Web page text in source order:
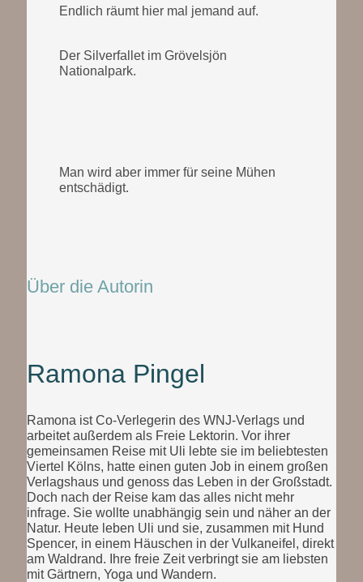
Endlich räumt hier mal jemand auf.
Der Silverfallet im Grövelsjön
Nationalpark.
Man wird aber immer für seine Mühen
entschädigt.
Über die Autorin
Ramona Pingel
Ramona ist Co-Verlegerin des WNJ-Verlags und
arbeitet außerdem als Freie Lektorin. Vor ihrer
gemeinsamen Reise mit Uli lebte sie im beliebtesten
Viertel Kölns, hatte einen guten Job in einem großen
Verlagshaus und genoss das Leben in der Großstadt.
Doch nach der Reise kam das alles nicht mehr
infrage. Sie wollte unabhängig sein und näher an der
Natur. Heute leben Uli und sie, zusammen mit Hund
Spencer, in einem Häuschen in der Vulkaneifel, direkt
am Waldrand. Ihre freie Zeit verbringt sie am liebsten
mit Gärtnern, Yoga und Wandern.